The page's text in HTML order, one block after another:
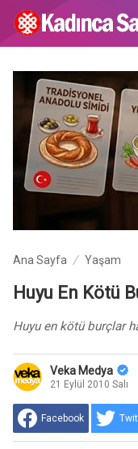
Ana Sayfa Yaşam
Huyu En Kötü
Huyu en kötü burçlar
Veka Medya
21 Eylül 2010 Salı
Facebook